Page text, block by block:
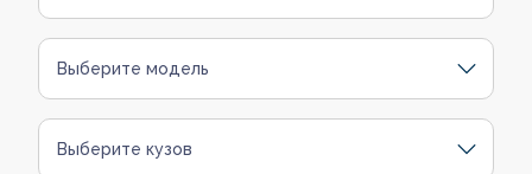
Выберите модель
Выберите кузов